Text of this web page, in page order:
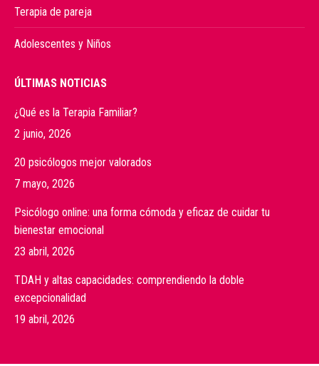
Terapia de pareja
Adolescentes y Niños
ÚLTIMAS NOTICIAS
¿Qué es la Terapia Familiar?
2 junio, 2026
20 psicólogos mejor valorados
7 mayo, 2026
Psicólogo online: una forma cómoda y eficaz de cuidar tu
bienestar emocional
23 abril, 2026
TDAH y altas capacidades: comprendiendo la doble
excepcionalidad
19 abril, 2026